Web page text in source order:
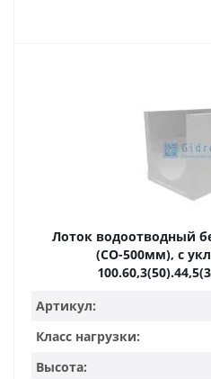
Лоток водоотводный
(СО-500мм), с
Артикул:
Класс нагрузки:
Высота: